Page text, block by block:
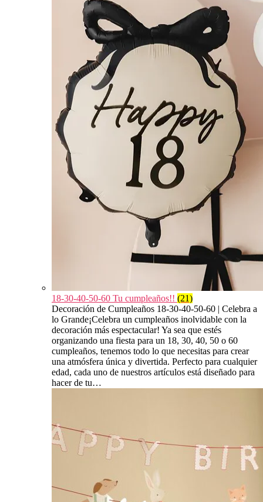
18-30-40-50-60 Tu cumpleaños!! (21)
Decoración de Cumpleaños 18-30-40-50-60 | Celebra a
lo Grande¡Celebra un cumpleaños inolvidable con la
decoración más espectacular! Ya sea que estés
organizando una fiesta para un 18, 30, 40, 50 o 60
cumpleaños, tenemos todo lo que necesitas para crear
una atmósfera única y divertida. Perfecto para cualquier
edad, cada uno de nuestros artículos está diseñado para
hacer de tu…